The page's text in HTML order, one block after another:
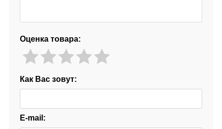
Оценка товара:
Как Вас зовут:
E-mail: